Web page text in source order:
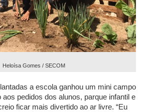
Heloísa Gomes / SECOM
a escola ganhou um mini campo
aos pedidos dos alunos, parque infantil e
ficar mais divertido ao ar livre. “Eu